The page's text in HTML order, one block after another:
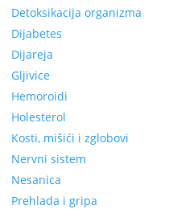
Detoksikacija organizma
Dijabetes
Dijareja
Gljivice
Hemoroidi
Holesterol
Kosti, mišići i zglobovi
Nervni sistem
Nesanica
Prehlada i gripa